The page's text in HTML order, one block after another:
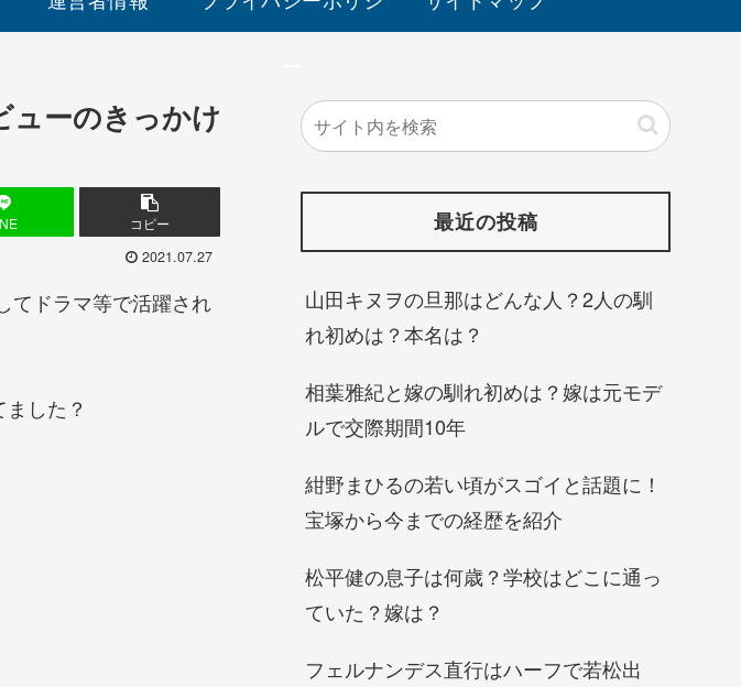
ューのきっかけ
コピー
2021.07.27
てドラマ等で活躍され
した？
最近の投稿
山田キヌヲの旦那はどんな人？2人の馴
れ初めは？本名は？
相葉雅紀と嫁の馴れ初めは？嫁は元モデ
ルで交際期間10年
紺野まひるの若い頃がスゴイと話題に！
宝塚から今までの経歴を紹介
松平健の息子は何歳？学校はどこに通っ
ていた？嫁は？
フェルナンデス直行はハーフで若松出